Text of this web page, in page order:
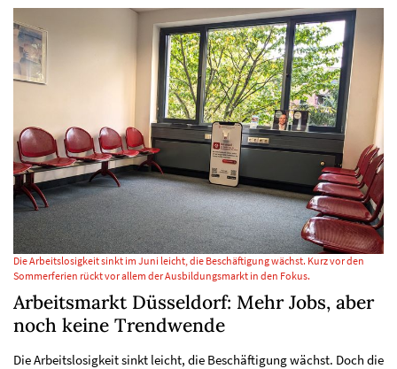
Die Arbeitslosigkeit sinkt im Juni leicht, die Beschäftigung wächst. Kurz vor den
Sommerferien rückt vor allem der Ausbildungsmarkt in den Fokus.
Arbeitsmarkt Düsseldorf: Mehr Jobs, aber
noch keine Trendwende
Die Arbeitslosigkeit sinkt leicht, die Beschäftigung wächst. Doch die